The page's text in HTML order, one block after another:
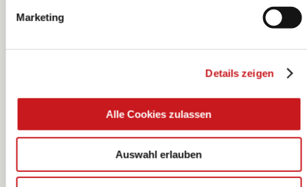
Marketing
Details zeigen
Alle Cookies zulassen
Auswahl erlauben
150 - 200 mm,
natur, 8 Stück
Fasanenfedern |
30 - 90 mm,
natur, 1,5 g
KNORR prandell